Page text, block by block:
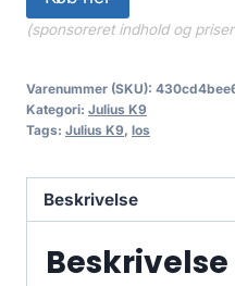
(sponsoreret indhold og
Varenummer (SKU):
Kategori: Julius K9
Tags: Julius K9, los
Beskrivelse
Beskrivelse